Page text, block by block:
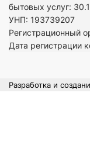
бытовых услуг:
УНП: 193739207
Регистрационный
Дата регистрации
Разработка и